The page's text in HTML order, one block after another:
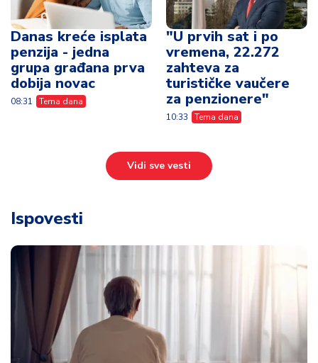
Danas kreće isplata
penzija - jedna
grupa građana prva
dobija novac
08:31 Tema dana
"U prvih sat i po
vremena, 22.272
zahteva za
turističke vaučere
za penzionere"
10:33 Tema dana
Vidi sve vesti
Ispovesti